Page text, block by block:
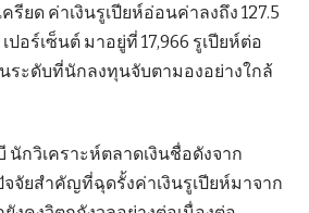
ยด ค่าเงินรูเปียห์อ่อนค่าลงถึง 127.5
ปอร์เซ็นต์ มาอยู่ที่ 17,966 รูเปียห์ต่อ
ระดับที่นักลงทุนจับตามองอย่างใกล้
นักวิเคราะห์ตลาดเงินชื่อดังจาก
จัยสำคัญที่ฉุดรั้งค่าเงินรูเปียห์มาจาก